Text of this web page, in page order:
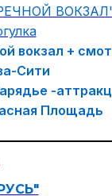
вокзал +
Сити
-
Площадь